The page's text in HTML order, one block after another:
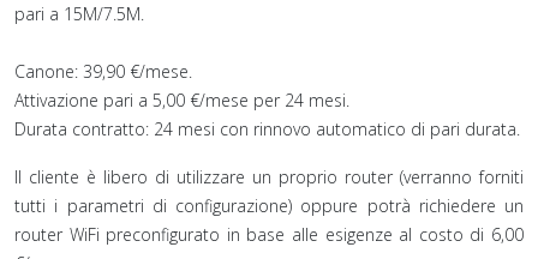
pari a 15M/7.5M.
Canone: 39,90 €/mese.
Attivazione pari a 5,00 €/mese per 24 mesi.
Durata contratto: 24 mesi con rinnovo automatico di pari durata.
Il cliente è libero di utilizzare un proprio router (verranno forniti
tutti i parametri di configurazione) oppure potrà richiedere un
router WiFi preconfigurato in base alle esigenze al costo di 6,00